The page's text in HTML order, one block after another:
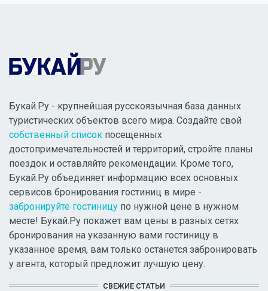
Букай.Ру - крупнейшая русскоязычная база данных
туристических объектов всего мира. Создайте свой
собственный список посещенных
достопримечательностей и территорий, стройте планы
поездок и оставляйте рекомендации. Кроме того,
Букай.Ру объединяет информацию всех основных
сервисов бронирования гостиниц в мире -
забронируйте гостиницу по нужной цене в нужном
месте! Букай.Ру покажет вам цены в разных сетях
бронирования на указанную вами гостиницу в
указанное время, вам только останется забронировать
у агента, который предложит лучшую цену.
СВЕЖИЕ СТАТЬИ